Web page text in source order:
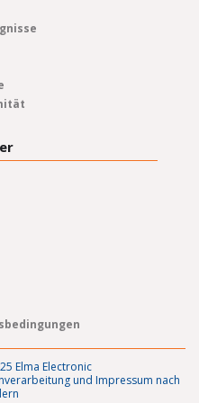
Elma Electronic
und Impressum nach